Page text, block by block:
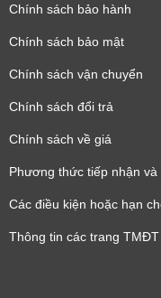
Chính sách bảo hành
Chính sách bảo mật
Chính sách vận chuyển
Chính sách đổi trả
Chính sách về giá
Phương thức tiếp nhận
Các điều kiện hoặc hạn
Thông tin các trang TMĐT